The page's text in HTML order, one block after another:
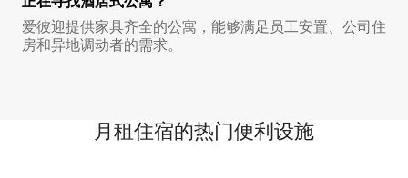
爱彼迎提供家具齐全的公寓，能够满足员工安置、公司住
房和异地调动者的需求。
月租住宿的热门便利设施